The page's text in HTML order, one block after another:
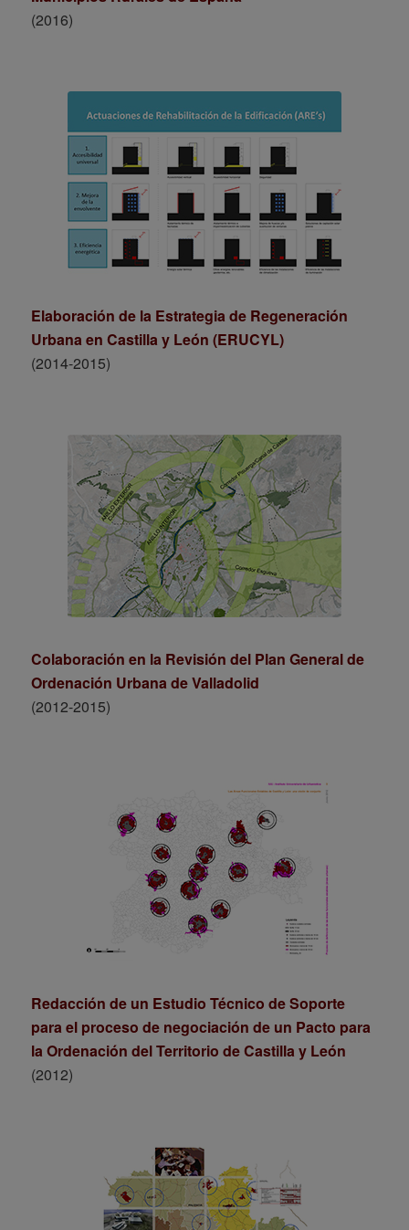
(2016)
Elaboración de la Estrategia de Regeneración
Urbana en Castilla y León (ERUCYL)
(2014-2015)
Colaboración en la Revisión del Plan General de
Ordenación Urbana de Valladolid
(2012-2015)
Redacción de un Estudio Técnico de Soporte
para el proceso de negociación de un Pacto para
la Ordenación del Territorio de Castilla y León
(2012)